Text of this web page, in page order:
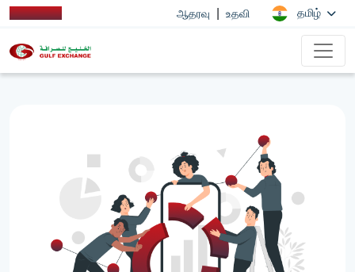
ஆதரவு உதவி தமிழ்